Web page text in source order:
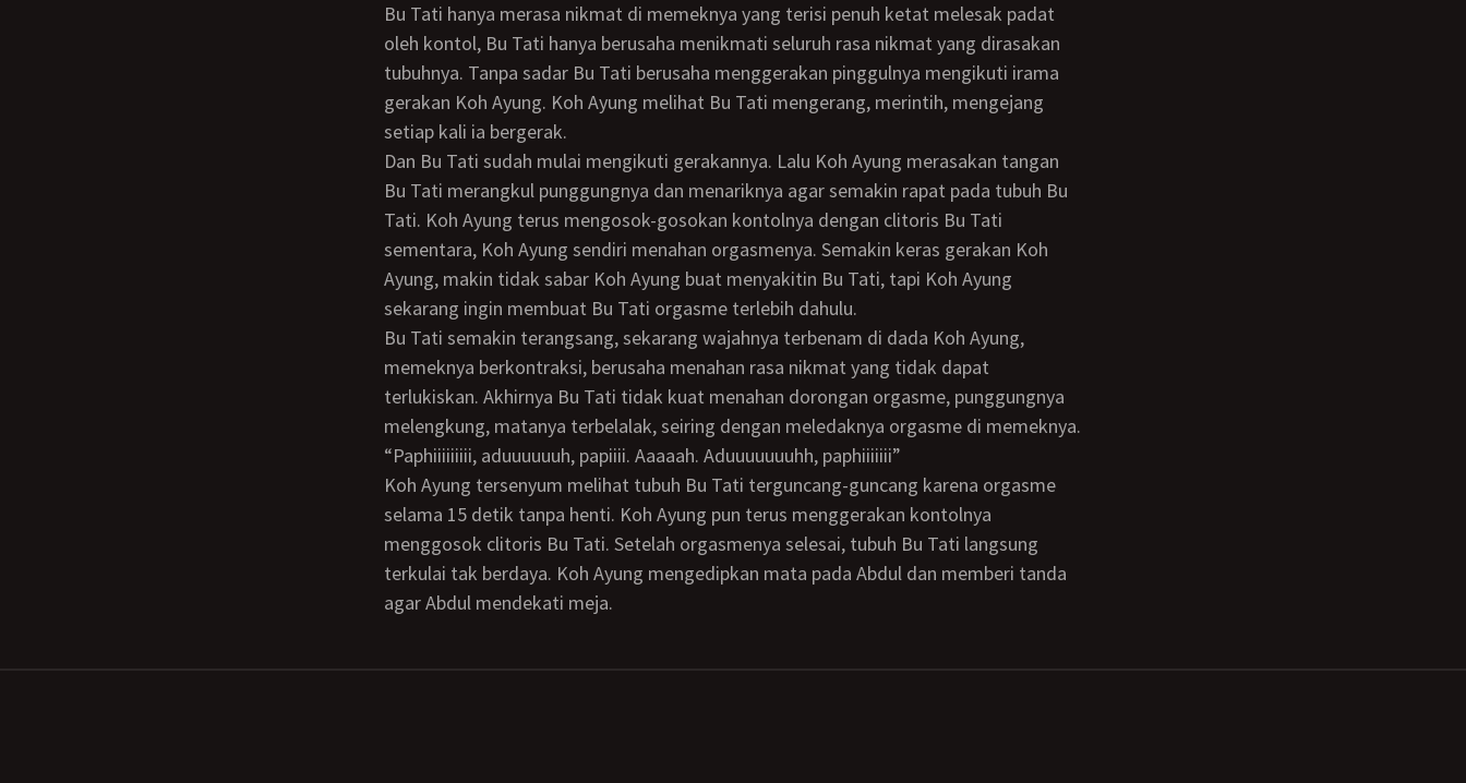
Bu Tati hanya merasa nikmat di memeknya yang terisi penuh ketat melesak padat
oleh kontol, Bu Tati hanya berusaha menikmati seluruh rasa nikmat yang dirasakan
tubuhnya. Tanpa sadar Bu Tati berusaha menggerakan pinggulnya mengikuti irama
gerakan Koh Ayung. Koh Ayung melihat Bu Tati mengerang, merintih, mengejang
setiap kali ia bergerak.
Dan Bu Tati sudah mulai mengikuti gerakannya. Lalu Koh Ayung merasakan tangan
Bu Tati merangkul punggungnya dan menariknya agar semakin rapat pada tubuh Bu
Tati. Koh Ayung terus mengosok-gosokan kontolnya dengan clitoris Bu Tati
sementara, Koh Ayung sendiri menahan orgasmenya. Semakin keras gerakan Koh
Ayung, makin tidak sabar Koh Ayung buat menyakitin Bu Tati, tapi Koh Ayung
sekarang ingin membuat Bu Tati orgasme terlebih dahulu.
Bu Tati semakin terangsang, sekarang wajahnya terbenam di dada Koh Ayung,
memeknya berkontraksi, berusaha menahan rasa nikmat yang tidak dapat
terlukiskan. Akhirnya Bu Tati tidak kuat menahan dorongan orgasme, punggungnya
melengkung, matanya terbelalak, seiring dengan meledaknya orgasme di memeknya.
“Paphiiiiiiiii, aduuuuuuh, papiiii. Aaaaah. Aduuuuuuuhh, paphiiiiiii”
Koh Ayung tersenyum melihat tubuh Bu Tati terguncang-guncang karena orgasme
selama 15 detik tanpa henti. Koh Ayung pun terus menggerakan kontolnya
menggosok clitoris Bu Tati. Setelah orgasmenya selesai, tubuh Bu Tati langsung
terkulai tak berdaya. Koh Ayung mengedipkan mata pada Abdul dan memberi tanda
agar Abdul mendekati meja.